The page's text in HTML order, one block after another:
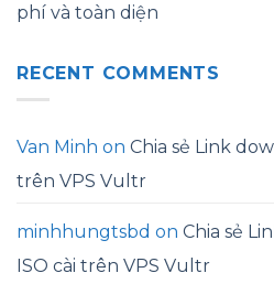
phí và toàn diện
RECENT COMMENTS
Van Minh on Chia sẻ Link
trên VPS Vultr
minhhungtsbd on Chia sẻ
ISO cài trên VPS Vultr